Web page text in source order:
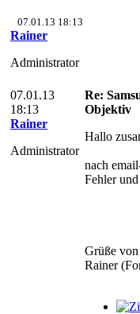
07.01.13 18:13
Rainer
Administrator
07.01.13
18:13
Rainer
Administrator
Re:
Objektiv
Hallo
nach
Fehler
Grüße
Rainer